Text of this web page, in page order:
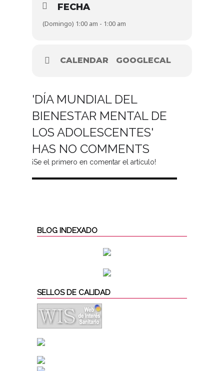
FECHA
(Domingo) 1:00 am - 1:00 am
CALENDAR GOOGLECAL
'DÍA MUNDIAL DEL
BIENESTAR MENTAL DE
LOS ADOLESCENTES'
HAS NO COMMENTS
¡Se el primero en comentar el artículo!
BLOG INDEXADO
SELLOS DE CALIDAD